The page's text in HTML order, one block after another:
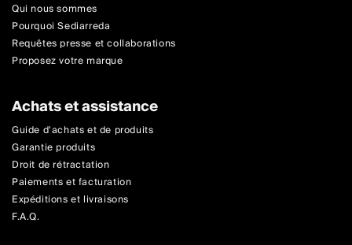
Qui nous sommes
Pourquoi Sediarreda
Requêtes presse et collaborations
Proposez votre marque
Achats et assistance
Guide d'achats et de produits
Garantie produits
Droit de rétractation
Paiements et facturation
Expéditions et livraisons
F.A.Q.